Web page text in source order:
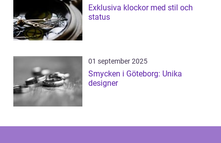
Exklusiva klockor med stil och
status
01 september 2025
Smycken i Göteborg: Unika
designer